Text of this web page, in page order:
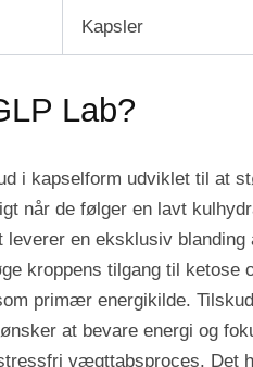
Kapsler
Lab?
i kapselform udviklet til at
når de følger en lavt
leverer en eksklusiv blanding
kroppens tilgang til ketose
primær energikilde.
at bevare energi og
vægttabsproces. Det